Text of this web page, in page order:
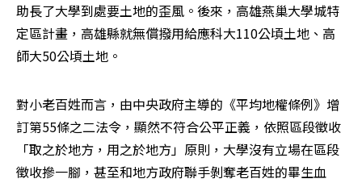
助長了大學到處要土地的歪風。後來，高雄燕巢大學城特
定區計畫，高雄縣就無償撥用給應科大110公頃土地、高
師大50公頃土地。
對小老百姓而言，由中央政府主導的《平均地權條例》增
訂第55條之二法令，顯然不符合公平正義，依照區段徵收
「取之於地方，用之於地方」原則，大學沒有立場在區段
徵收摻一腳，甚至和地方政府聯手剝奪老百姓的畢生血